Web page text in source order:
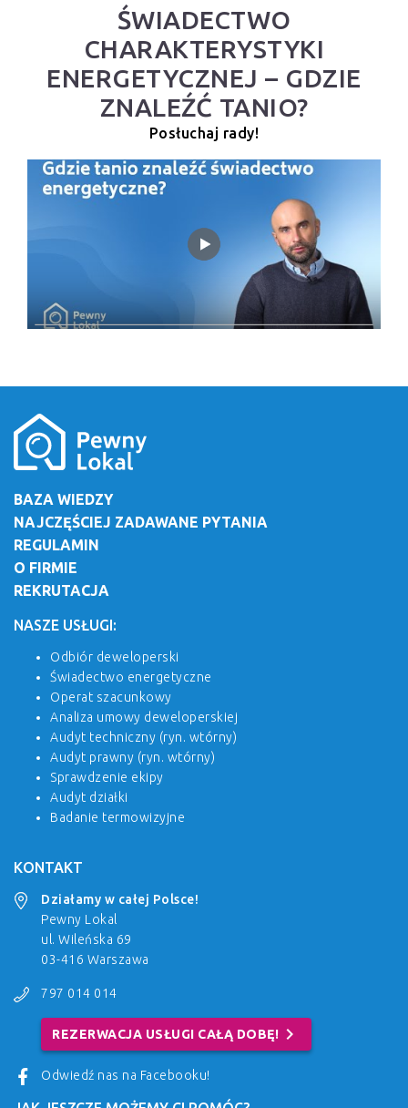
ŚWIADECTWO
CHARAKTERYSTYKI
ENERGETYCZNEJ – GDZIE
ZNALEŹĆ TANIO?
Posłuchaj rady!
BAZA WIEDZY
NAJCZĘŚCIEJ ZADAWANE PYTANIA
REGULAMIN
O FIRMIE
REKRUTACJA
NASZE USŁUGI:
Odbiór deweloperski
Świadectwo energetyczne
Operat szacunkowy
Analiza umowy deweloperskiej
Audyt techniczny (ryn. wtórny)
Audyt prawny (ryn. wtórny)
Sprawdzenie ekipy
Audyt działki
Badanie termowizyjne
KONTAKT
Działamy w całej Polsce!
Pewny Lokal
ul. Wileńska 69
03-416 Warszawa
797 014 014
REZERWACJA USŁUGI CAŁĄ DOBĘ! chevron_right
Odwiedź nas na Facebooku!